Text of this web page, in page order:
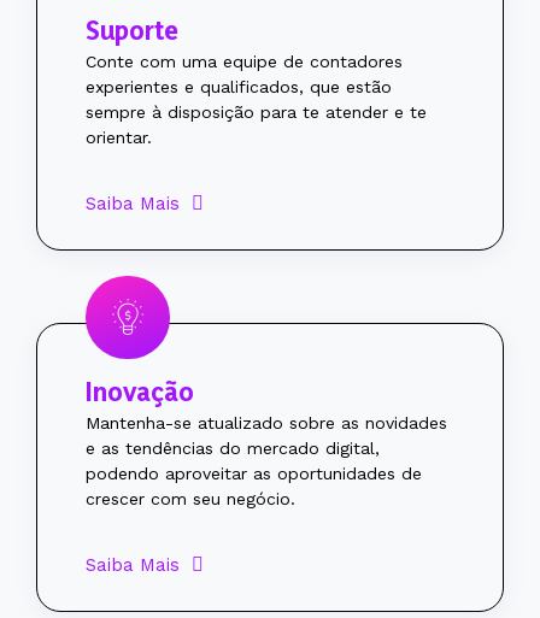
Suporte
Conte com uma equipe de contadores
experientes e qualificados, que estão
sempre à disposição para te atender e te
orientar.
Saiba Mais
Inovação
Mantenha-se atualizado sobre as novidades
e as tendências do mercado digital,
podendo aproveitar as oportunidades de
crescer com seu negócio.
Saiba Mais